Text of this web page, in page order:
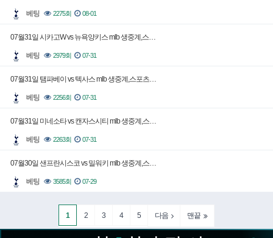
베팅 2275회 08-01
07월31일 시카고W vs 뉴욕양키스 mlb 생중계,스…
베팅 2979회 07-31
07월31일 탬파베이 vs 텍사스 mlb 생중계,스포츠…
베팅 2256회 07-31
07월31일 미네소타 vs 캔자스시티 mlb 생중계,스…
베팅 2263회 07-31
07월30일 샌프란시스코 vs 밀워키 mlb 생중계,스…
베팅 3585회 07-29
1 2 3 4 5 다음 맨끝